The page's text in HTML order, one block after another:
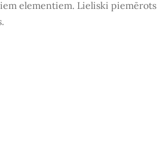
elementiem. Lieliski piemērots
.